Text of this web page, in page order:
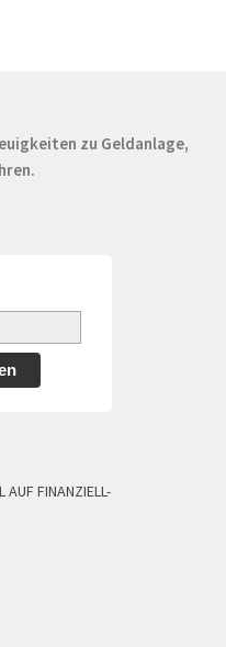
zu Geldanlage,
AUF FINANZIELL-